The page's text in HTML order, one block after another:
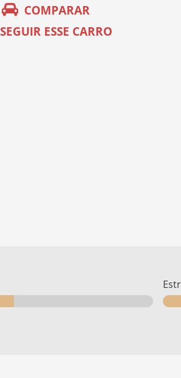
COMPARAR
SEGUIR ESSE CARRO